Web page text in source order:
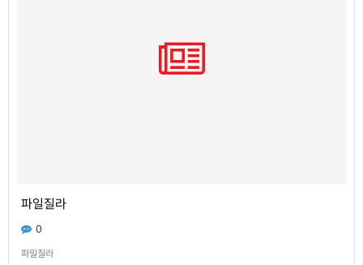
파일질라
0
파일질라